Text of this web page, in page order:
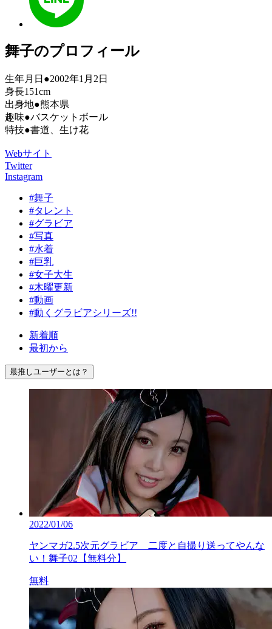
舞子のプロフィール
生年月日●2002年1月2日
身長151cm
出身地●熊本県
趣味●バスケットボール
特技●書道、生け花
Webサイト
Twitter
Instagram
#舞子
#タレント
#グラビア
#写真
#水着
#巨乳
#女子大生
#木曜更新
#動画
#動くグラビアシリーズ!!
新着順
最初から
最推しユーザーとは？
2022/01/06
ヤンマガ2.5次元グラビア 二度と自撮り送ってやんな
い！舞子02【無料分】
無料